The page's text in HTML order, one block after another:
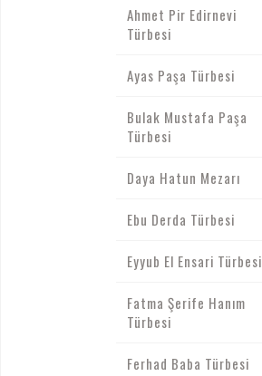
Ahmet Pir Edirnevi
Türbesi
Ayas Paşa Türbesi
Bulak Mustafa Paşa
Türbesi
Daya Hatun Mezarı
Ebu Derda Türbesi
Eyyub El Ensari Türbesi
Fatma Şerife Hanım
Türbesi
Ferhad Baba Türbesi